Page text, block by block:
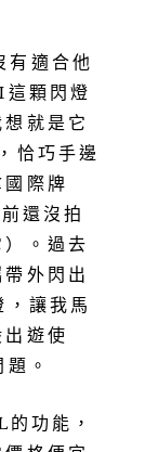
適合他
顆閃燈
就是它
恰巧手邊
際牌
還沒拍
。過去
外閃出
讓我馬
遊使
。
功能，